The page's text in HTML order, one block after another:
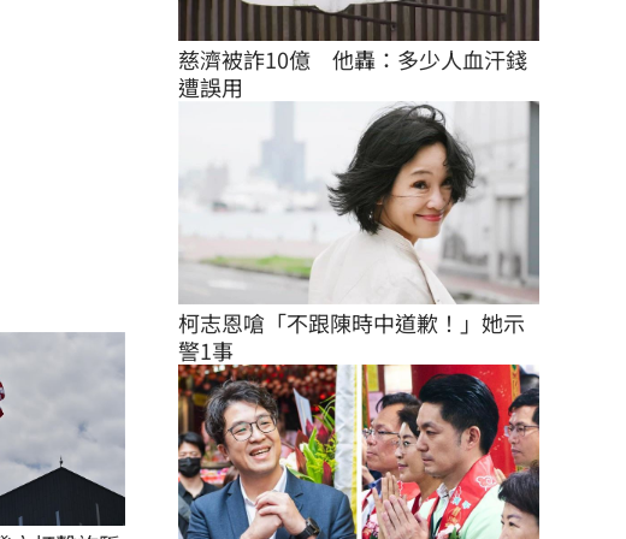
慈濟被詐10億　他轟：多少人血汗錢
遭誤用
柯志恩嗆「不跟陳時中道歉！」她示
警1事